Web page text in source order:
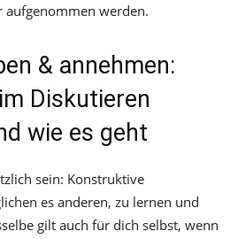
aufgenommen werden.
& annehmen:
Diskutieren
wie es geht
sein: Konstruktive
es anderen, zu lernen und
gilt auch für dich selbst, wenn